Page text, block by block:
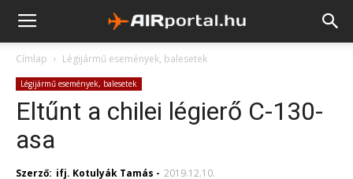
Címlap Légijármű események, balesetek
Légijármű események, balesetek
Eltűnt a chilei légierő C-130-
asa
Szerző: ifj. Kotulyák Tamás - 2019.12.10.